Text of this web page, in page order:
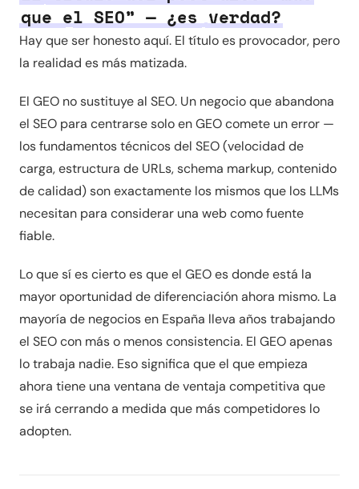
que el SEO” — ¿es verdad?
Hay que ser honesto aquí. El título es provocador, pero
la realidad es más matizada.
El GEO no sustituye al SEO. Un negocio que abandona
el SEO para centrarse solo en GEO comete un error —
los fundamentos técnicos del SEO (velocidad de
carga, estructura de URLs, schema markup, contenido
de calidad) son exactamente los mismos que los LLMs
necesitan para considerar una web como fuente
fiable.
Lo que sí es cierto es que el GEO es donde está la
mayor oportunidad de diferenciación ahora mismo. La
mayoría de negocios en España lleva años trabajando
el SEO con más o menos consistencia. El GEO apenas
lo trabaja nadie. Eso significa que el que empieza
ahora tiene una ventana de ventaja competitiva que
se irá cerrando a medida que más competidores lo
adopten.